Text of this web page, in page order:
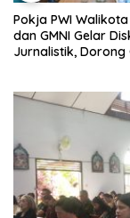
Pendiri Beranda
Diskusi Dorong
Dialog dalam